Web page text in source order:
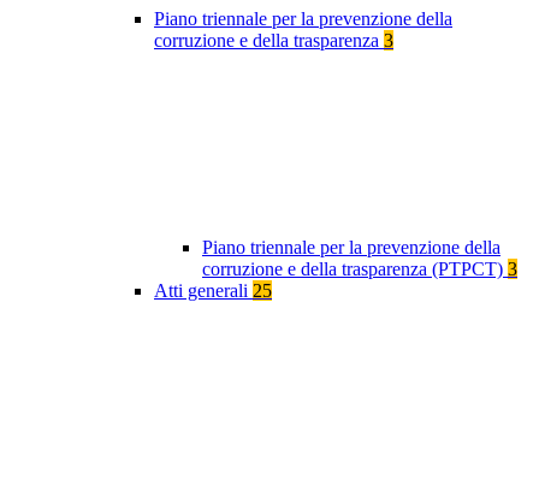
Piano triennale per la prevenzione della
corruzione e della trasparenza 3
Piano triennale per la prevenzione della
corruzione e della trasparenza (PTPCT) 3
Atti generali 25